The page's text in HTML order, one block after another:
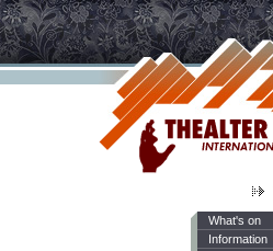
What's on
Information